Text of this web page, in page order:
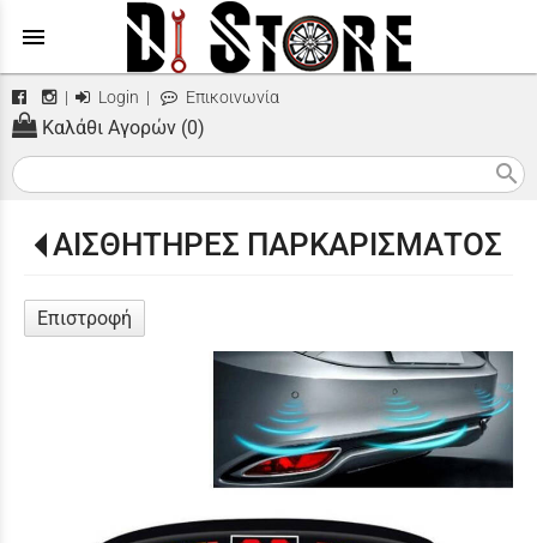
menu
| Login | Επικοινωνία
Καλάθι Αγορών (0)
search
ΑΙΣΘΗΤΗΡΕΣ ΠΑΡΚΑΡΙΣΜΑΤΟΣ
Επιστροφή